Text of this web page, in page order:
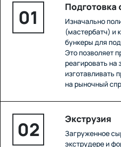
01 Подготовка
Изначально
(мастербатч) и
бункеры для
Это позволяет
реагировать на
изготавливать
на рыночный
02 Экструзия
Загруженное
экструдере и